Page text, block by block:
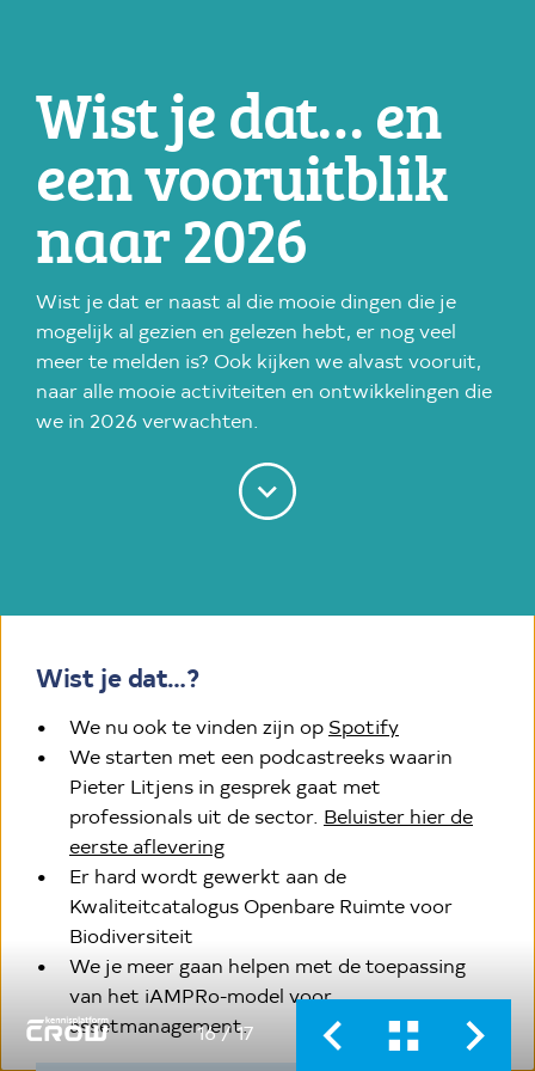
Wist je dat… en
een vooruitblik
naar 2026
Wist je dat er naast al die mooie dingen die je
mogelijk al gezien en gelezen hebt, er nog veel
meer te melden is? Ook kijken we alvast vooruit,
naar alle mooie activiteiten en ontwikkelingen die
we in 2026 verwachten.
Wist je dat…?
We nu ook te vinden zijn op Spotify(externe link,
We starten met een podcastreeks waarin
Pieter Litjens in gesprek gaat met
professionals uit de sector. Beluister hier de
eerste aflevering(externe link, opent in nieuw
Er hard wordt gewerkt aan de
Kwaliteitcatalogus Openbare Ruimte voor
Biodiversiteit
We je meer gaan helpen met de toepassing
van het iAMPRo-model voor
assetmanagement.
16/ 17